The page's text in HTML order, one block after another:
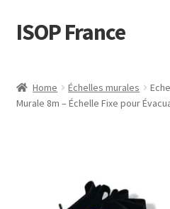
Skip
to
Skip
to
ISOP France
Sport et plein air
Home Échelles murales
Murale 8m – Échelle Fixe pour